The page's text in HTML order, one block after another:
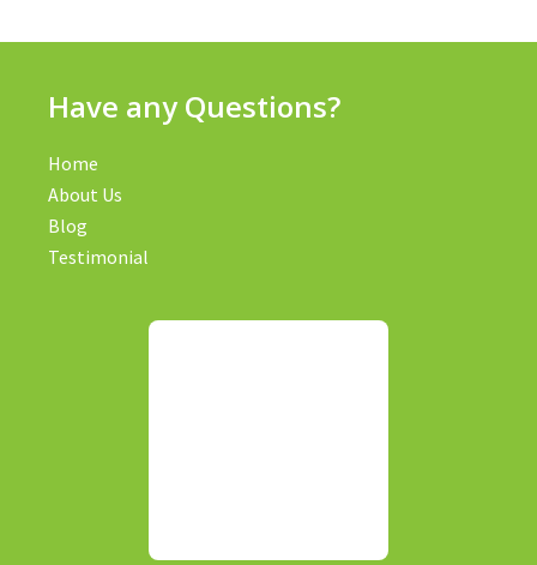
Have any Questions?
Home
About Us
Blog
Testimonial